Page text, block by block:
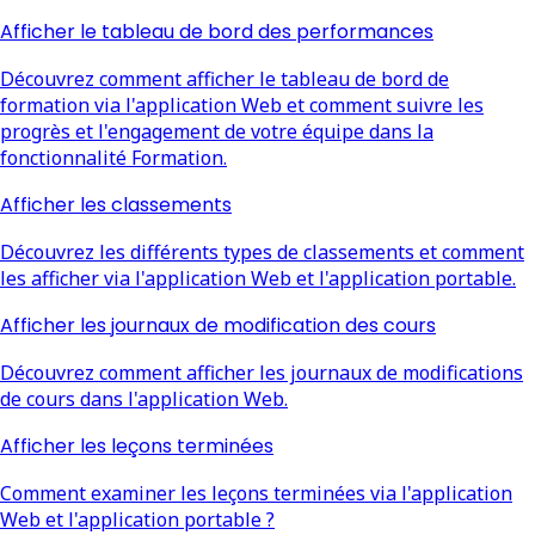
Afficher le tableau de bord des performances
Découvrez comment afficher le tableau de bord de
formation via l'application Web et comment suivre les
progrès et l'engagement de votre équipe dans la
fonctionnalité Formation.
Afficher les classements
Découvrez les différents types de classements et comment
les afficher via l'application Web et l'application portable.
Afficher les journaux de modification des cours
Découvrez comment afficher les journaux de modifications
de cours dans l'application Web.
Afficher les leçons terminées
Comment examiner les leçons terminées via l'application
Web et l'application portable ?